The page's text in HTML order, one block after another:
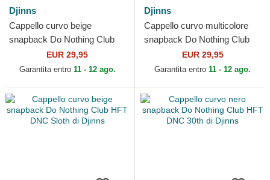
Djinns
Cappello curvo beige
snapback Do Nothing Club
HFT DNC 3.0 Hairy Suede di
Djinns
EUR 29,95
Garantita entro 11 - 12 ago.
Djinns
Cappello curvo multicolore
snapback Do Nothing Club
HFT DNC 1.3 di Djinns
EUR 29,95
Garantita entro 11 - 12 ago.